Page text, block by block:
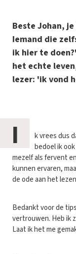
Beste Johan,
Iemand die
ik hier te
het echte
lezer: 'ik vond
I
k vrees dus
bedoel ik
mezelf als fervent
kunnen ervaren,
de ode aan het
Bedankt voor de
vertrouwen. Heb ik
Laat ik het me